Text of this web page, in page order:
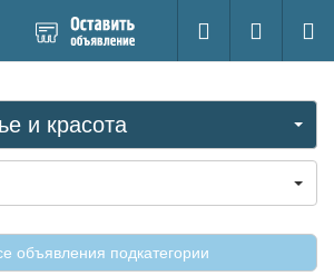
новое
Поиск
Вход на
и красота
объявления подкатегории